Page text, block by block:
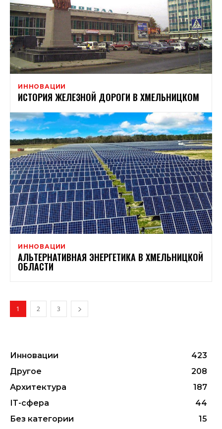
ИННОВАЦИИ
ИСТОРИЯ ЖЕЛЕЗНОЙ ДОРОГИ В ХМЕЛЬНИЦКОМ
ИННОВАЦИИ
АЛЬТЕРНАТИВНАЯ ЭНЕРГЕТИКА В ХМЕЛЬНИЦКОЙ
ОБЛАСТИ
1 2 3
Инновации
423
Другое
208
Архитектура
187
ІТ-сфера
44
Без категории
15